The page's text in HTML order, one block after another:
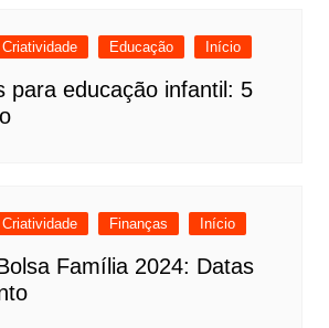
Criatividade Educação Início
para educação infantil: 5
Criatividade Finanças Início
Família 2024: Datas